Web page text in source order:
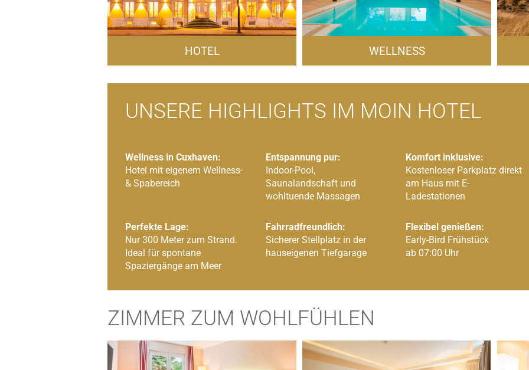
HOTEL WELLNESS
UNSERE HIGHLIGHTS IM MOIN HOTEL
Wellness in Cuxhaven:
Hotel mit eigenem Wellness-
& Spabereich
Entspannung pur:
Indoor-Pool,
Saunalandschaft und
wohltuende Massagen
Komfort inklusive:
Kostenloser Parkplatz direkt
am Haus mit E-
Ladestationen
Perfekte Lage:
Nur 300 Meter zum Strand.
Ideal für spontane
Spaziergänge am Meer
Fahrradfreundlich:
Sicherer Stellplatz in der
hauseigenen Tiefgarage
Flexibel genießen:
Early-Bird Frühstück
ab 07:00 Uhr
ZIMMER ZUM WOHLFÜHLEN